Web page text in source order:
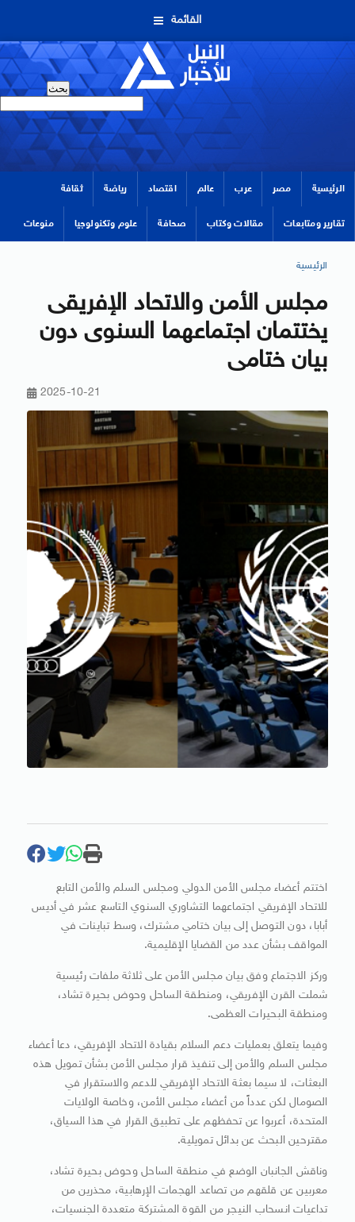
القائمة
الرئيسية مصر عرب عالم اقتصاد رياضة ثقافة
تقارير ومتابعات مقالات وكتاب صحافة علوم وتكنولوجيا منوعات
الرئيسية
مجلس الأمن والاتحاد الإفريقى
يختتمان اجتماعهما السنوى دون
بيان ختامى
2025-10-21
اختتم أعضاء مجلس الأمن الدولي ومجلس السلم والأمن التابع
للاتحاد الإفريقي اجتماعهما التشاوري السنوي التاسع عشر في أديس
أبابا، دون التوصل إلى بيان ختامي مشترك، وسط تباينات في
المواقف بشأن عدد من القضايا الإقليمية.
وركز الاجتماع وفق بيان مجلس الأمن على ثلاثة ملفات رئيسية
شملت القرن الإفريقي، ومنطقة الساحل وحوض بحيرة تشاد،
ومنطقة البحيرات العظمى.
وفيما يتعلق بعمليات دعم السلام بقيادة الاتحاد الإفريقي، دعا أعضاء
مجلس السلم والأمن إلى تنفيذ قرار مجلس الأمن بشأن تمويل هذه
البعثات، لا سيما بعثة الاتحاد الإفريقي للدعم والاستقرار في
الصومال لكن عدداً من أعضاء مجلس الأمن، وخاصة الولايات
المتحدة، أعربوا عن تحفظهم على تطبيق القرار في هذا السياق،
مقترحين البحث عن بدائل تمويلية.
وناقش الجانبان الوضع في منطقة الساحل وحوض بحيرة تشاد،
معربين عن قلقهم من تصاعد الهجمات الإرهابية، محذرين من
تداعيات انسحاب النيجر من القوة المشتركة متعددة الجنسيات،